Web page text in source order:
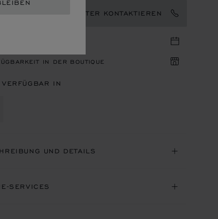
MARKENBOTSCHAFTER KONTAKTIEREN
IN DER BOUTIQUE
IN
UND DETAILS
SERVICES